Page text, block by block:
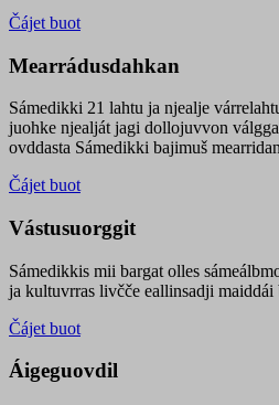
Čájet buot
Mearrádusdahkan
Sámedikki 21 lahtu ja njealje
juohke njealját jagi dollojuvvon
ovddasta Sámedikki bajimuš
Čájet buot
Vástusuorggit
Sámedikkis mii bargat olles
ja kultuvrras livčče eallinsadji maiddái
Čájet buot
Áigeguovdil